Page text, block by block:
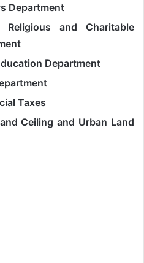
Department
and Charitable
Department
Taxes
Ceiling and Urban Land